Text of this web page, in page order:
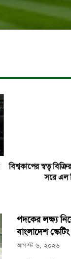
বিশ্বকাপের স্বত্ব
সরে এল
পদকের লক্ষ্য
বাংলাদেশ
আগস্ট ৬, ২০২৬